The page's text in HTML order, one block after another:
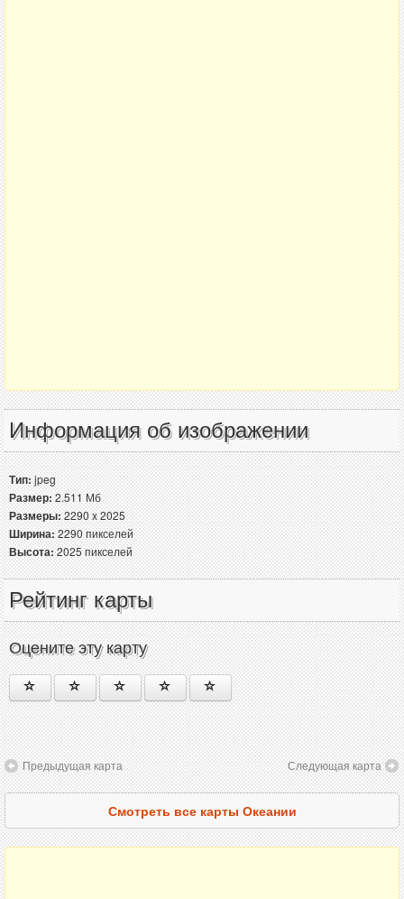
Информация об изображении
Тип:jpeg
Размер:2.511 Мб
Размеры:2290 x 2025
Ширина:2290 пикселей
Высота:2025 пикселей
Рейтинг карты
Оцените эту карту
Предыдущая карта Следующая карта
Смотреть все карты Океании